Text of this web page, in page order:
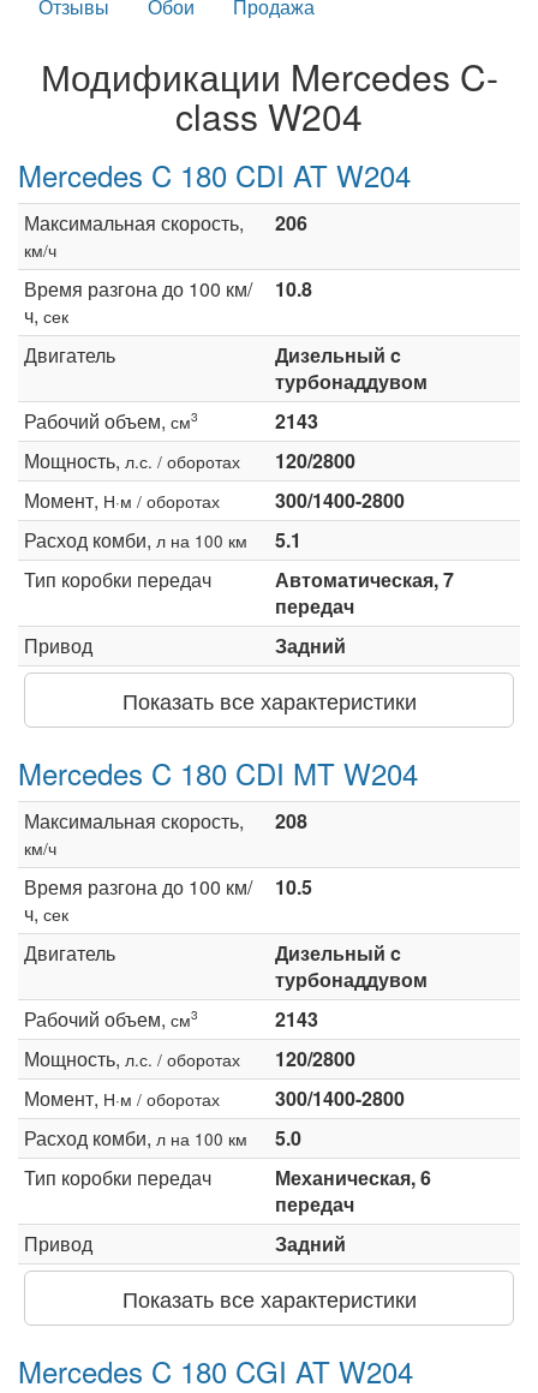
Отзывы
Обои Продажа
Модификации Mercedes C-
class W204
Mercedes C 180 CDI AT W204
Максимальная скорость,
км/ч
206
Время разгона до 100 км/
ч, сек
10.8
Двигатель
Дизельный c
турбонаддувом
Рабочий объем, см3
2143
Мощность, л.с. / оборотах
120/2800
Момент, Н·м / оборотах
300/1400-2800
Расход комби, л на 100 км
5.1
Тип коробки передач
Автоматическая, 7
передач
Привод
Задний
Показать все характеристики
Mercedes C 180 CDI MT W204
Максимальная скорость,
км/ч
208
Время разгона до 100 км/
ч, сек
10.5
Двигатель
Дизельный c
турбонаддувом
Рабочий объем, см3
2143
Мощность, л.с. / оборотах
120/2800
Момент, Н·м / оборотах
300/1400-2800
Расход комби, л на 100 км
5.0
Тип коробки передач
Механическая, 6
передач
Привод
Задний
Показать все характеристики
Mercedes C 180 CGI AT W204